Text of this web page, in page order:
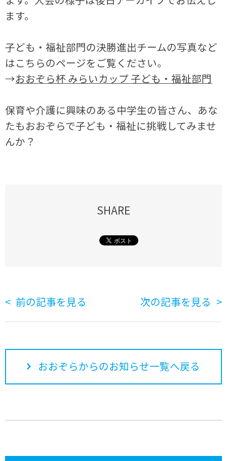
ます。
子ども・福祉部門の決勝進出チームの写真など
はこちらのページをご覧ください。
→おおぞら杯 みらいカップ 子ども・福祉部門
保育や介護に興味のある中学生の皆さん、あな
たもおおぞらで子ども・福祉に挑戦してみませ
んか？
SHARE
前の記事を見る 次の記事を見る
おおぞらからのお知らせ一覧へ戻る